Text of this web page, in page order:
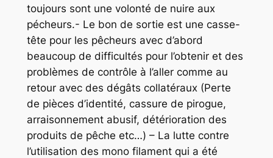
toujours sont une volonté de nuire aux
pécheurs.- Le bon de sortie est une casse-
tête pour les pêcheurs avec d’abord
beaucoup de difficultés pour l’obtenir et des
problèmes de contrôle à l’aller comme au
retour avec des dégâts collatéraux (Perte
de pièces d’identité, cassure de pirogue,
arraisonnement abusif, détérioration des
produits de pêche etc…) – La lutte contre
l’utilisation des mono filament qui a été